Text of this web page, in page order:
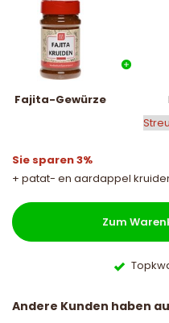
Fajita-Gewürze
Sie sparen 3%
+ patat- en aardappel
Zum
Andere Kunden haben